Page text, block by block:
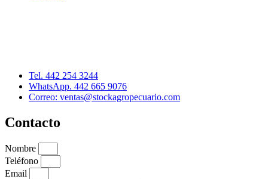
Tel. 442 254 3244
WhatsApp. 442 665 9076
Correo: ventas@stockagropecuario.com
Contacto
Nombre
Teléfono
Email